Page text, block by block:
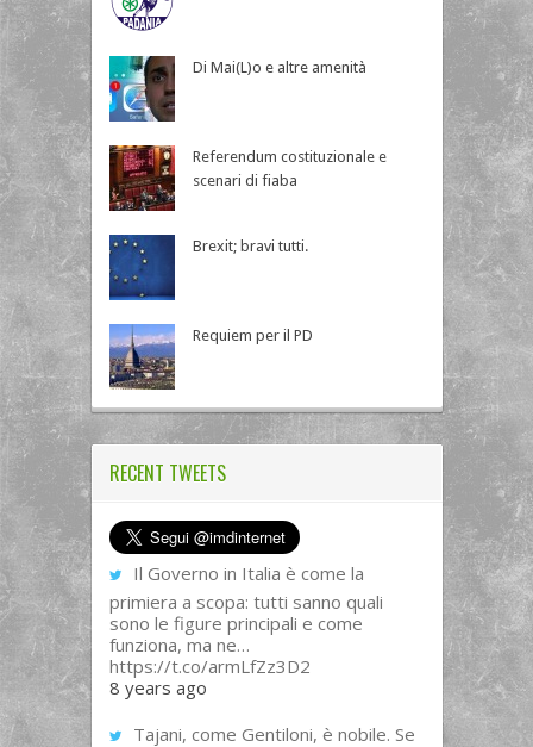
Di Mai(L)o e altre amenità
Referendum costituzionale e
scenari di fiaba
Brexit; bravi tutti.
Requiem per il PD
RECENT TWEETS
Il Governo in Italia è come la
primiera a scopa: tutti sanno quali
sono le figure principali e come
funziona, ma ne…
https://t.co/armLfZz3D2
8 years ago
Tajani, come Gentiloni, è nobile. Se